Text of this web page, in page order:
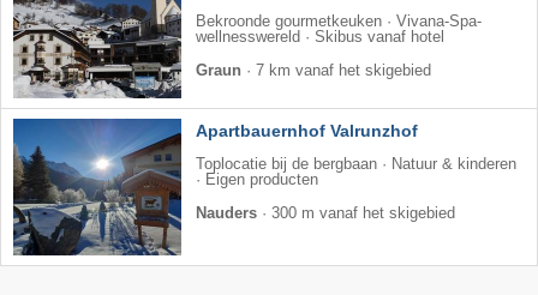
Bekroonde gourmetkeuken · Vivana-Spa-
wellnesswereld · Skibus vanaf hotel
Graun · 7 km vanaf het skigebied
Apartbauernhof Valrunzhof
Toplocatie bij de bergbaan · Natuur & kinderen
· Eigen producten
Nauders · 300 m vanaf het skigebied